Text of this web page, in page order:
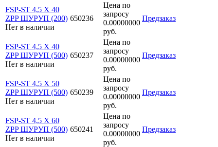
FSP-ST 4,5 X 40
ZPP ШУРУП (200)
Нет в наличии
650236
Цена по
запросу
0.00000000
руб.
Предзаказ
FSP-ST 4,5 X 40
ZPP ШУРУП (500)
Нет в наличии
650237
Цена по
запросу
0.00000000
руб.
Предзаказ
FSP-ST 4,5 X 50
ZPP ШУРУП (500)
Нет в наличии
650239
Цена по
запросу
0.00000000
руб.
Предзаказ
FSP-ST 4,5 X 60
ZPP ШУРУП (500)
Нет в наличии
650241
Цена по
запросу
0.00000000
руб.
Предзаказ